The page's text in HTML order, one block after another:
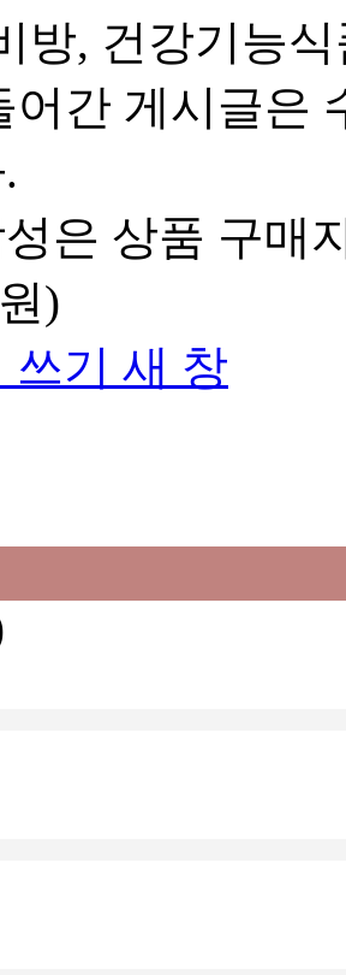
방, 건강기능
어간 게시글은
은 상품 구매
)
쓰기 새 창